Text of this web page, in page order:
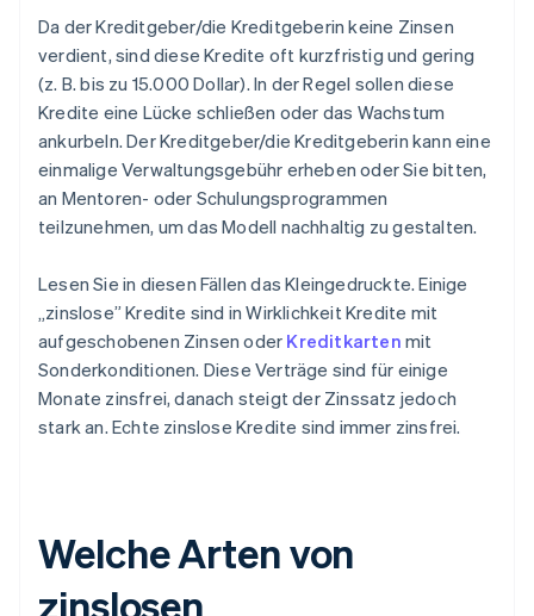
Da der Kreditgeber/die Kreditgeberin keine Zinsen
verdient, sind diese Kredite oft kurzfristig und gering
(z. B. bis zu 15.000 Dollar). In der Regel sollen diese
Kredite eine Lücke schließen oder das Wachstum
ankurbeln. Der Kreditgeber/die Kreditgeberin kann eine
einmalige Verwaltungsgebühr erheben oder Sie bitten,
an Mentoren- oder Schulungsprogrammen
teilzunehmen, um das Modell nachhaltig zu gestalten.
Lesen Sie in diesen Fällen das Kleingedruckte. Einige
„zinslose” Kredite sind in Wirklichkeit Kredite mit
aufgeschobenen Zinsen oder Kreditkarten mit
Sonderkonditionen. Diese Verträge sind für einige
Monate zinsfrei, danach steigt der Zinssatz jedoch
stark an. Echte zinslose Kredite sind immer zinsfrei.
Welche Arten von
zinslosen